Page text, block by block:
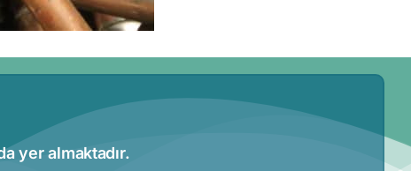
yer almaktadır.